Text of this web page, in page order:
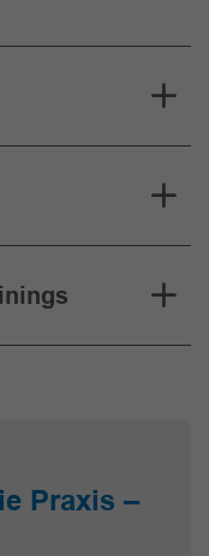
Praxis –